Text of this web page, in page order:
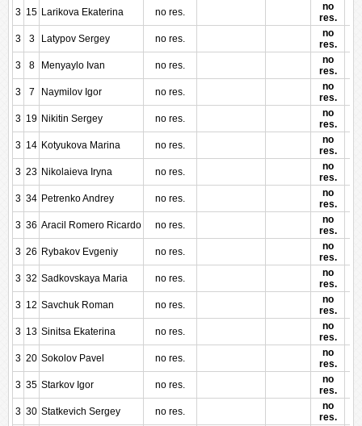
3 15 Larikova Ekaterina no res.
no
res.
3
3 Latypov Sergey no res.
no
res.
3
8 Menyaylo Ivan no res.
no
res.
3
7 Naymilov Igor no res.
no
res.
3 19 Nikitin Sergey no res.
no
res.
3 14 Kotyukova Marina no res.
no
res.
3 23 Nikolaieva Iryna no res.
no
res.
3 34 Petrenko Andrey no res.
no
res.
3 36 Aracil Romero Ricardo no res.
no
res.
3 26 Rybakov Evgeniy no res.
no
res.
3 32 Sadkovskaya Maria no res.
no
res.
3 12 Savchuk Roman no res.
no
res.
3 13 Sinitsa Ekaterina no res.
no
res.
3 20 Sokolov Pavel no res.
no
res.
3 35 Starkov Igor no res.
no
res.
3 30 Statkevich Sergey no res.
no
res.